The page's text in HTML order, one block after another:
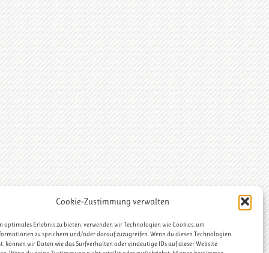
Cookie-Zustimmung verwalten
optimales Erlebnis zu bieten, verwenden wir Technologien wie Cookies, um
zu speichern und/oder darauf zuzugreifen. Wenn du diesen Technologien
können wir Daten wie das Surfverhalten oder eindeutige IDs auf dieser Website